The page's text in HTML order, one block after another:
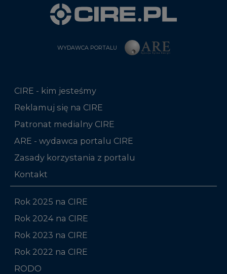
WYDAWCA PORTALU
CIRE - kim jesteśmy
Reklamuj się na CIRE
Patronat medialny CIRE
ARE - wydawca portalu CIRE
Zasady korzystania z portalu
Kontakt
Rok 2025 na CIRE
Rok 2024 na CIRE
Rok 2023 na CIRE
Rok 2022 na CIRE
RODO